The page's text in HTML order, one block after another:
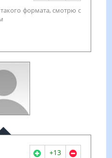
формата, смотрю с
+13